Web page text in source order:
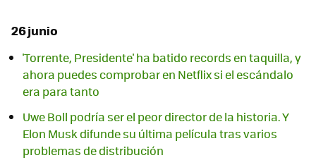
26 junio
'Torrente, Presidente' ha batido records en taquilla, y
ahora puedes comprobar en Netflix si el escándalo
era para tanto
Uwe Boll podría ser el peor director de la historia. Y
Elon Musk difunde su última película tras varios
problemas de distribución